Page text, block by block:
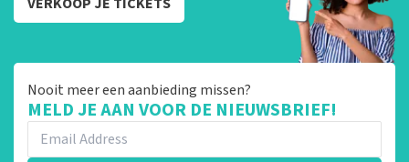
Nooit meer een aanbieding missen?
MELD JE AAN VOOR DE NIEUWSBRIEF!